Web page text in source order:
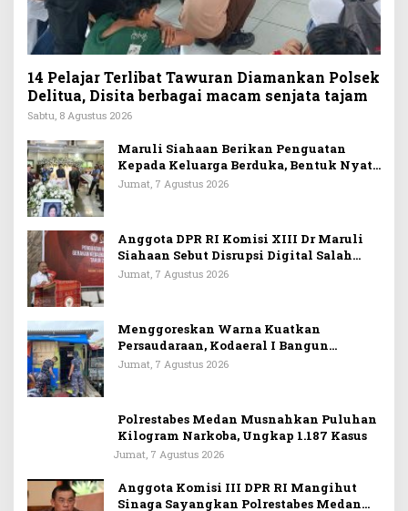
14 Pelajar Terlibat Tawuran Diamankan Polsek
Delitua, Disita berbagai macam senjata tajam
Sabtu, 8 Agustus 2026
Maruli Siahaan Berikan Penguatan
Kepada Keluarga Berduka, Bentuk Nyata
Arti Persahabatan
Jumat, 7 Agustus 2026
Anggota DPR RI Komisi XIII Dr Maruli
Siahaan Sebut Disrupsi Digital Salah
Satu Tantangan Dalam Memperkuat
Jumat, 7 Agustus 2026
Menggoreskan Warna Kuatkan
Persaudaraan, Kodaeral I Bangun
Kedekatan Dengan Masyarakat Pesisir
Jumat, 7 Agustus 2026
Polrestabes Medan Musnahkan Puluhan
Kilogram Narkoba, Ungkap 1.187 Kasus
Jumat, 7 Agustus 2026
Anggota Komisi III DPR RI Mangihut
Sinaga Sayangkan Polrestabes Medan